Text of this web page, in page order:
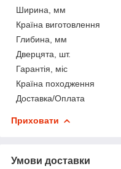
Ширина, мм
Країна виготовлення
Глибина, мм
Дверцята, шт.
Гарантія, міс
Країна походження
Доставка/Оплата
Приховати
Умови доставки